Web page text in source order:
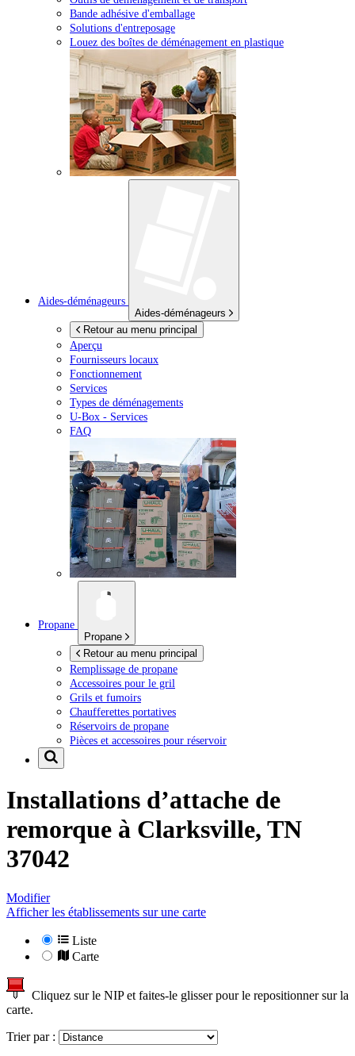
Bande adhésive d'emballage
Solutions d'entreposage
Louez des boîtes de déménagement en plastique
Aides-déménageurs
Aides-déménageurs
Retour au menu principal
Aperçu
Fournisseurs locaux
Fonctionnement
Services
Types de déménagements
U-Box - Services
FAQ
Propane
Propane
Retour au menu principal
Remplissage de propane
Accessoires pour le gril
Grils et fumoirs
Chaufferettes portatives
Réservoirs de propane
Pièces et accessoires pour réservoir
Installations d’attache de
remorque à Clarksville, TN
37042
Modifier
Afficher les établissements sur une carte
Liste
Carte
Cliquez sur le NIP et faites-le glisser pour le repositionner sur la
carte.
Trier par :